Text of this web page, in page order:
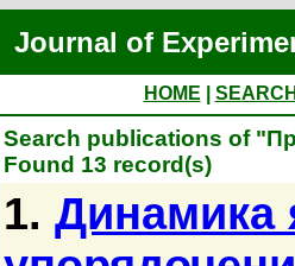
Journal of
HOME
Search publications of
Found 13 record(s)
1. Динамика